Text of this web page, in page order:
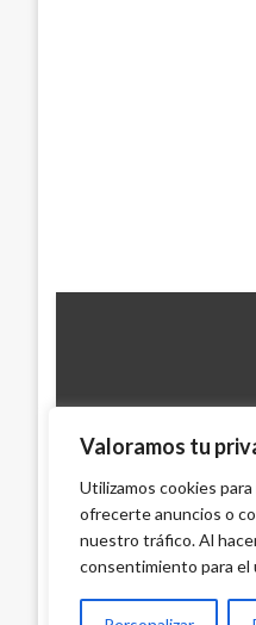
Valoramos tu
Utilizamos cookies
ofrecerte anuncios o
nuestro tráfico. Al
consentimiento para el
ENTRETENIMIENTO
Juanes,
Grammy
Mary Gomez domingo